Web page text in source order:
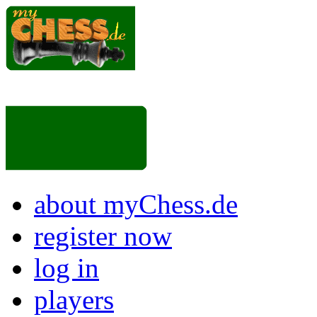
about myChess.de
register now
log in
players